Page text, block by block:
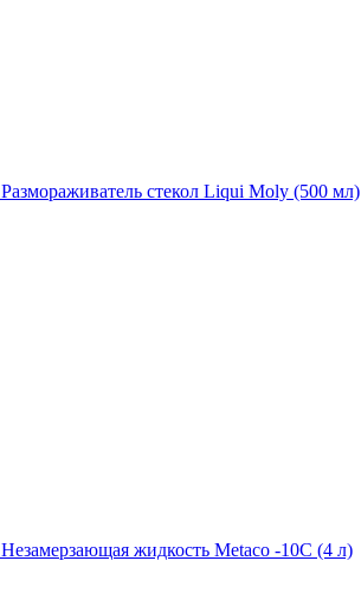
Размораживатель стекол Liqui Moly (500 мл)
Незамерзающая жидкость Metaco -10C (4 л)